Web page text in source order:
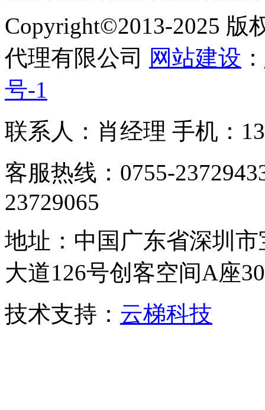
Copyright©2013-2025 版
代理有限公司 网站建设 ：
号-1
联系人：肖经理 手机：
客服热线：0755-
23729065
地址：中国广东省深圳
大道126号创客空间A座
技术支持： 云梯科技